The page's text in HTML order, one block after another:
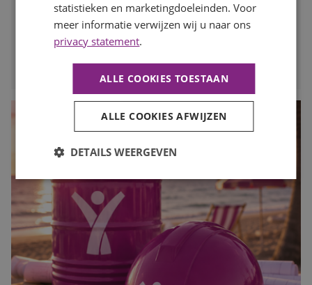
voor de drukke maanden. In deze blog lees je waarom
vroeg starten met werven het verschil kan maken.
statistieken en marketingdoeleinden. Voor
meer informatie verwijzen wij u naar ons
privacy statement.
ALLE COOKIES TOESTAAN
ALLE COOKIES AFWIJZEN
DETAILS WEERGEVEN